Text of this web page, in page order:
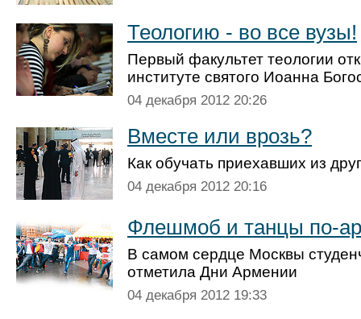
Теологию - во все вузы!
Первый факультет тео­логии
институте святого Иоанна
04 декабря 2012 20:26
Вместе или врозь?
Как обучать приехавших из
04 декабря 2012 20:16
Флешмоб и танцы по-
В самом сердце Москвы
отметила Дни Армении
04 декабря 2012 19:33